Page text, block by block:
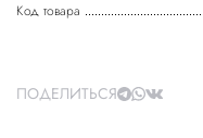
Код товара
ПОДЕЛИТЬСЯ